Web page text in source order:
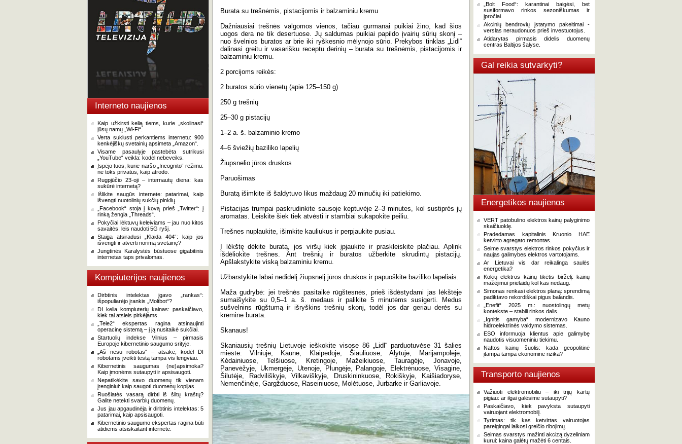
Interneto naujienos
Kaip užkirsti kelią tiems, kurie „skolinasi“
jūsų namų „Wi-Fi“.
Verta suklusti perkantiems internetu: 900
kenkėjiškų svetainių apsimeta „Amazon“.
Visame pasaulyje pastebėta sutrikusi
„YouTube“ veikla: kodėl nebeveiks.
Įspėjo tuos, kurie naršo „Incognito“ režimu:
ne toks privatus, kaip atrodo.
Rugpjūčio 23-oji – internautų diena: kas
sukūrė internetą?
Išlikite saugūs internete: patarimai, kaip
išvengti nuotolinių sukčių pinklių.
„Facebook“ stoja į kovą prieš „Twitter“: į
rinką žengia „Threads“.
Pokyčiai lėktuvų keleiviams – jau nuo kitos
savaitės: leis naudoti 5G ryšį.
Staiga atsiradusi „Klaida 404“: kaip jos
išvengti ir atverti norimą svetainę?
Jungtinės Karalystės būstuose gigabitinis
internetas taps privalomas.
Kompiuterijos naujienos
Dirbtinis intelektas įgavo „rankas“:
išpopuliarėjo įrankis „Moltbot“?
DI kelia kompiuterių kainas: paskaičiavo,
kiek tai atsieis pirkėjams.
„Tele2“ ekspertas ragina atsinaujinti
operacinę sistemą – į ją nusitaikė sukčiai.
Startuolių indekse Vilnius – pirmasis
Europoje kibernetinio saugumo srityje.
„Aš nesu robotas“ – atsakė, kodėl DI
robotams įveikti testą tampa vis lengviau.
Kibernetinis saugumas (ne)apsimoka?
Kaip įmonėms sutaupyti ir apsisaugoti.
Nepatikėkite savo duomenų tik vienam
įrenginiui: kaip saugoti duomenų kopijas.
Ruošiatės vasarą dirbti iš šiltų kraštų?
Galite netekti svarbių duomenų.
Jus jau apgaudinėja ir dirbtinis intelektas: 5
patarimai, kaip apsisaugoti.
Kibernetinio saugumo ekspertas ragina būti
atidiems atsiskaitant internete.
Burata su trešnėmis, pistacijomis ir balzaminiu kremu
Dažniausiai trešnės valgomos vienos, tačiau gurmanai puikiai žino, kad šios
uogos dera ne tik desertuose. Jų saldumas puikiai papildo įvairių sūrių skonį –
nuo švelnios buratos ar brie iki ryškesnio mėlynojo sūrio. Prekybos tinklas „Lidl“
dalinasi greitu ir vasarišku receptu derinių – burata su trešnėmis, pistacijomis ir
balzaminiu kremu.
2 porcijoms reikės:
2 buratos sūrio vienetų (apie 125–150 g)
250 g trešnių
25–30 g pistacijų
1–2 a. š. balzaminio kremo
4–6 šviežių baziliko lapelių
Žiupsnelio jūros druskos
Paruošimas
Buratą išimkite iš šaldytuvo likus maždaug 20 minučių iki patiekimo.
Pistacijas trumpai paskrudinkite sausoje keptuvėje 2–3 minutes, kol sustiprės jų
aromatas. Leiskite šiek tiek atvėsti ir stambiai sukapokite peiliu.
Trešnes nuplaukite, išimkite kauliukus ir perpjaukite pusiau.
Į lėkštę dėkite buratą, jos viršų kiek įpjaukite ir praskleiskite plačiau. Aplink
išdėliokite trešnes. Ant trešnių ir buratos užberkite skrudintų pistacijų.
Apšlakstykite viską balzaminiu kremu.
Užbarstykite labai nedidelį žiupsnelį jūros druskos ir papuoškite baziliko lapeliais.
Maža gudrybė: jei trešnės pasitaikė rūgštesnės, prieš išdėstydami jas lėkštėje
sumaišykite su 0,5–1 a. š. medaus ir palikite 5 minutėms susigerti. Medus
sušvelnins rūgštumą ir išryškins trešnių skonį, todėl jos dar geriau derės su
kremine burata.
Skanaus!
Skaniausių trešnių Lietuvoje ieškokite visose 86 „Lidl“ parduotuvėse 31 šalies
mieste: Vilniuje, Kaune, Klaipėdoje, Šiauliuose, Alytuje, Marijampolėje,
Kėdainiuose, Telšiuose, Kretingoje, Mažeikiuose, Tauragėje, Jonavoje,
Panevėžyje, Ukmergėje, Utenoje, Plungėje, Palangoje, Elektrėnuose, Visagine,
Šilutėje, Radviliškyje, Vilkaviškyje, Druskininkuose, Rokiškyje, Kaišiadoryse,
Nemenčinėje, Gargžduose, Raseiniuose, Molėtuose, Jurbarke ir Garliavoje.
„Bolt Food“: karantinai baigėsi, bet
susiformavo rinkos sezoniškumas ir
įpročiai.
Akcinių bendrovių įstatymo pakeitimai -
verslas neraudonuos prieš investuotojus.
Atidarytas pirmasis didelis duomenų
centras Baltijos šalyse.
Gal reikia sutvarkyti?
Energetikos naujienos
VERT patobulino elektros kainų palyginimo
skaičiuoklę.
Pradedamas kapitalinis Kruonio HAE
ketvirto agregato remontas.
Seime svarstys elektros rinkos pokyčius ir
naujas galimybes elektros vartotojams.
Ar Lietuvai vis dar reikalinga saulės
energetika?
Kokių elektros kainų tikėtis birželį: kainų
mažėjimui prielaidų kol kas nedaug.
Simonas renkasi elektros planą: sprendimą
padiktavo rekordiškai pigus balandis.
„Enefit“ 2025 m.: nuostolingų metų
kontekste – stabili rinkos dalis.
„Ignitis gamyba“ modernizavo Kauno
hidroelektrinės valdymo sistemas.
ESO informuoja klientus apie galimybę
naudotis visuomeniniu tiekimu.
Naftos kainų šuolis: kada geopolitinė
įtampa tampa ekonomine rizika?
Transporto naujienos
Važiuoti elektromobiliu – iki trijų kartų
pigiau: ar ilgai galėsime sutaupyti?
Paskaičiavo, kiek pavyksta sutaupyti
vairuojant elektromobilį.
Tyrimas: tik kas ketvirtas vairuotojas
pareigingai laikosi greičio ribojimų.
Seimas svarstys mažinti akcizą dyzeliniam
kurui: kaina galėtų mažėti 6 centais.